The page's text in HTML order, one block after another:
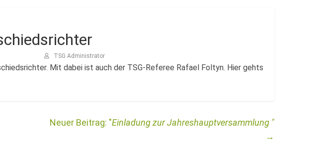
TSG Administrator
Mit dabei ist auch der TSG-Referee Rafael Foltyn. Hier gehts
Einladung zur Jahreshauptversammlung
→